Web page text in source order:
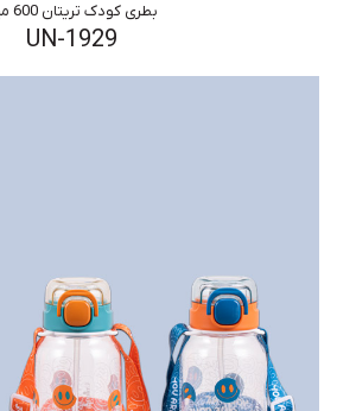
بطری کودک تریتان 600 میل
UN-1929